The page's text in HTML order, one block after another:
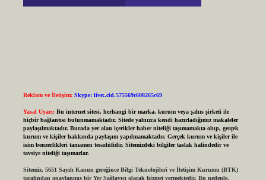
Reklam ve İletişim: Skype: live:.cid.575569c608265c69
Yasal Uyarı: Bu internet sitesi, herhangi bir marka, kurum veya şahıs şirketi ile
hiçbir bağlantısı bulunmamaktadır. Sitede yalnızca kendi hazırladığımız makaleler
paylaşılmaktadır. Burada yer alan içerikler haber niteliği taşımamakta olup, gerçek
kurum ve kişiler hakkında paylaşım yapılmamaktadır. Gerçek kurum ve kişiler ile
isim benzerlikleri tamamen tesadüfidir. Sitemizdeki bilgiler taslak halindedir ve
tavsiye niteliği taşımazlar.
Sitemiz, 5651 Sayılı Kanun gereğince Bilgi Teknolojileri ve İletişim Kurumu (BTK)
tarafından onaylanmış bir Yer Sağlayıcı olarak hizmet vermektedir. Bu nedenle,